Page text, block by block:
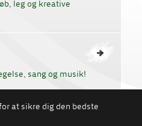
at sikre dig den bedste
leg og kreative
sang og musik!
COOKIES